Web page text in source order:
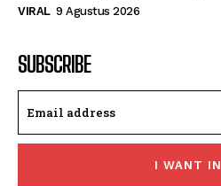
VIRAL 9 Agustus 2026
SUBSCRIBE
I WANT IN